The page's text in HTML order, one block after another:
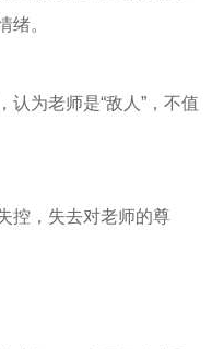
绪。
认为老师是“敌人”，不值
控，失去对老师的尊